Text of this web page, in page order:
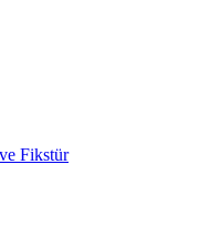
Fikstür